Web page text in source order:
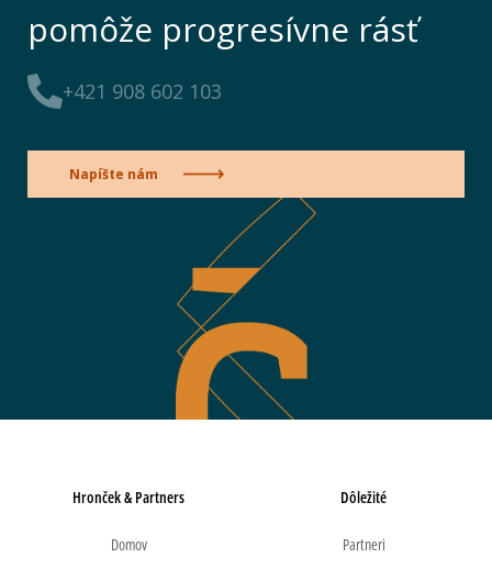
pomôže progresívne rásť
+421 908 602 103
Napíšte nám
Hronček & Partners
Domov
Dôležité
Partneri